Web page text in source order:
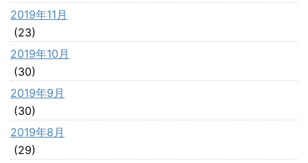
2019年11月
(23)
2019年10月
(30)
2019年9月
(30)
2019年8月
(29)